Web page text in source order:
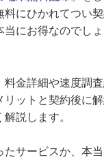
料にひかれてつい
にお得なのでしょ
料金詳細や速度調
ットと契約後に
説します。
サービスか、本